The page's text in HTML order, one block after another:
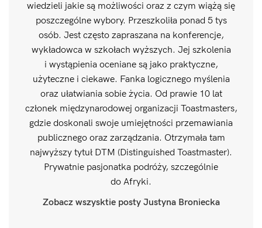
wiedzieli jakie są możliwości oraz z czym wiążą się
poszczególne wybory. Przeszkoliła ponad 5 tys
osób. Jest często zapraszana na konferencje,
wykładowca w szkołach wyższych. Jej szkolenia
i wystąpienia oceniane są jako praktyczne,
użyteczne i ciekawe. Fanka logicznego myślenia
oraz ułatwiania sobie życia. Od prawie 10 lat
członek międzynarodowej organizacji Toastmasters,
gdzie doskonali swoje umiejętności przemawiania
publicznego oraz zarządzania. Otrzymała tam
najwyższy tytuł DTM (Distinguished Toastmaster).
Prywatnie pasjonatka podróży, szczególnie
do Afryki.
Zobacz wszysktie posty Justyna Broniecka